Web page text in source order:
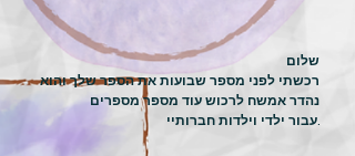
שלום
רכשתי לפני מספר שבועות את הספר שלך והוא
נהדר אמשח לרכוש עוד מספר מספרים
עבור ילדי וילדות חברותיי.